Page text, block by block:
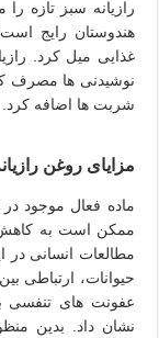
رازیانه سبز تازه
هندوستان رایج
غذایی میل کرد.
نوشیدنی ها مصرف
شربت ها اضافه کرد.
مزایای روغن
ماده فعال موجود
ممکن است به کاهش
مطالعات انسانی در
حیوانات، ارتباطی
عفونت های تنفسی
نشان داد. بدین